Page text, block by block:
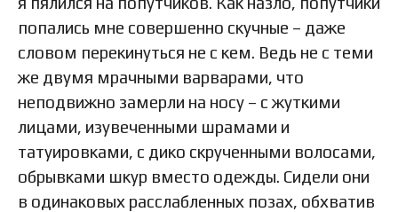
попались мне совершенно скучные – даже
словом перекинуться не с кем. Ведь не с теми
же двумя мрачными варварами, что
неподвижно замерли на носу – с жуткими
лицами, изувеченными шрамами и
татуировками, с дико скрученными волосами,
обрывками шкур вместо одежды. Сидели они
в одинаковых расслабленных позах, обхватив